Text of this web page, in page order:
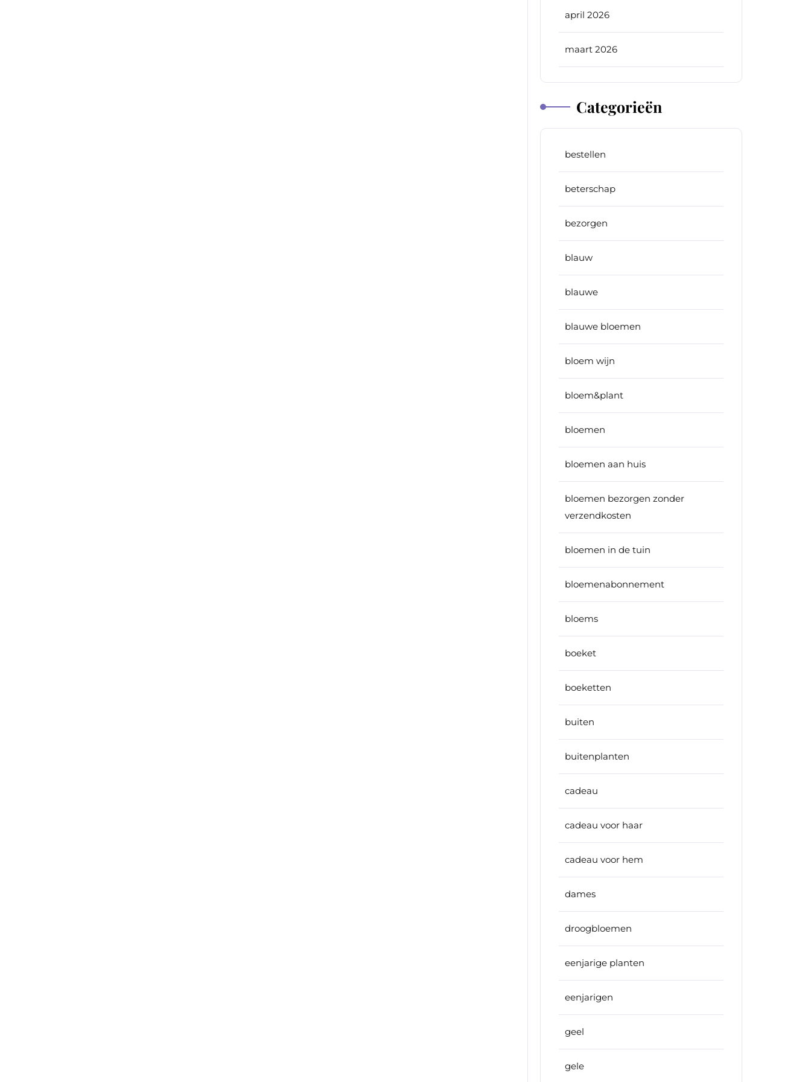
april 2026
maart 2026
Categorieën
bestellen
beterschap
bezorgen
blauw
blauwe
blauwe bloemen
bloem wijn
bloem&plant
bloemen
bloemen aan huis
bloemen bezorgen zonder
verzendkosten
bloemen in de tuin
bloemenabonnement
bloems
boeket
boeketten
buiten
buitenplanten
cadeau
cadeau voor haar
cadeau voor hem
dames
droogbloemen
eenjarige planten
eenjarigen
geel
gele